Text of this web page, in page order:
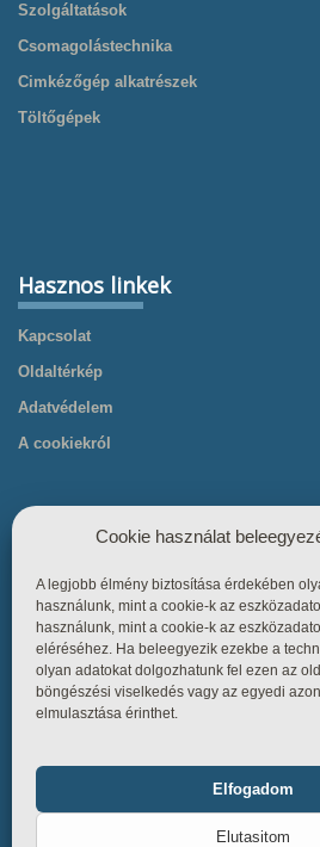
Szolgáltatások
Csomagolástechnika
Cimkézőgép alkatrészek
Töltőgépek
Hasznos linkek
Kapcsolat
Oldaltérkép
Adatvédelem
A cookiekról
Hasznos linkek
Főoldal
Termékek
Tudástár
Üzletszabályzat
Cookie használat
A legjobb élmény biztosítása érdekében
használunk, mint a cookie-k az
használunk, mint a cookie-k az
eléréséhez. Ha beleegyezik ezekbe a
olyan adatokat dolgozhatunk fel ezen az
böngészési viselkedés vagy az egyedi
elmulasztása érinthet.
Elfogadom
Elutasitom